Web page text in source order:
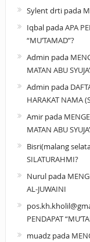
Sylent drtipada
IqbalpadaAPA
“MU’TAMAD”?
Admin pada
MATAN ABU SYUJA’
Admin pada
HARAKAT NAMA
Amirpada
MATAN ABU SYUJA’
Bisri(malang
SILATURAHMI?
Nurulpada
AL-JUWAINI
PENDAPAT
muadzpada